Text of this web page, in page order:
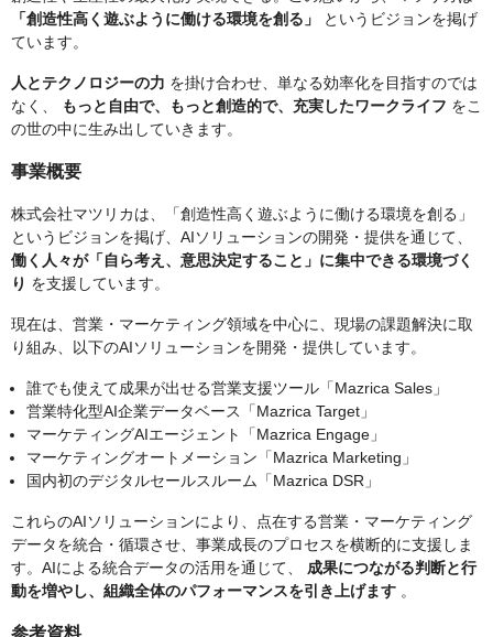
「創造性高く遊ぶように働ける環境を創る」
というビジョンを掲げ
ています。
人とテクノロジーの力 を掛け合わせ、単なる効率化を目指すのでは
なく、
もっと自由で、もっと創造的で、充実したワークライフ をこ
の世の中に生み出していきます。
事業概要
株式会社マツリカは、「創造性高く遊ぶように働ける環境を創る」
というビジョンを掲げ、AIソリューションの開発・提供を通じて、
働く人々が「自ら考え、意思決定すること」に集中できる環境づく
り を支援しています。
現在は、営業・マーケティング領域を中心に、現場の課題解決に取
り組み、以下のAIソリューションを開発・提供しています。
誰でも使えて成果が出せる営業支援ツール「Mazrica Sales」
営業特化型AI企業データベース「Mazrica Target」
マーケティングAIエージェント「Mazrica Engage」
マーケティングオートメーション「Mazrica Marketing」
国内初のデジタルセールスルーム「Mazrica DSR」
これらのAIソリューションにより、点在する営業・マーケティング
データを統合・循環させ、事業成長のプロセスを横断的に支援しま
す。AIによる統合データの活用を通じて、 成果につながる判断と行
動を増やし、組織全体のパフォーマンスを引き上げます 。